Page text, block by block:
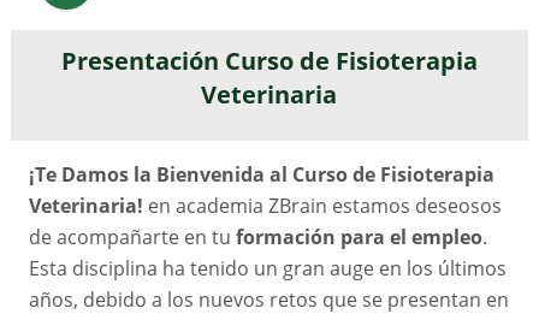
Presentación Curso de Fisioterapia
Veterinaria
¡Te Damos la Bienvenida al Curso de Fisioterapia
Veterinaria! en academia ZBrain estamos deseosos
de acompañarte en tu formación para el empleo.
Esta disciplina ha tenido un gran auge en los últimos
años, debido a los nuevos retos que se presentan en